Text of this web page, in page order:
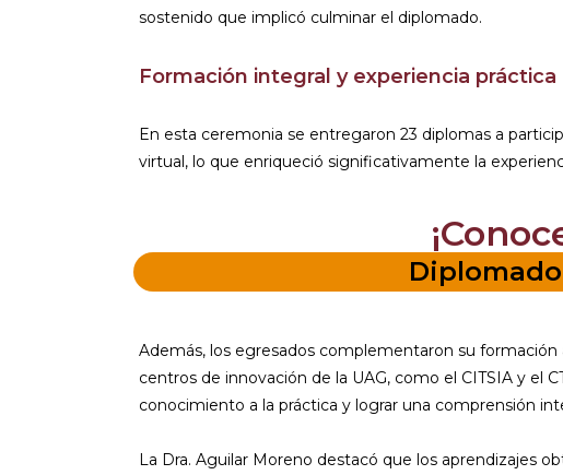
sostenido que implicó culminar el diplomado.
Formación integral y experiencia práctica
En esta ceremonia se entregaron 23 diplomas a
virtual, lo que enriqueció significativamente la
Además, los egresados complementaron su formación
centros de innovación de la UAG, como el CITSIA y el
conocimiento a la práctica y lograr una comprensión
La Dra. Aguilar Moreno destacó que los aprendizajes